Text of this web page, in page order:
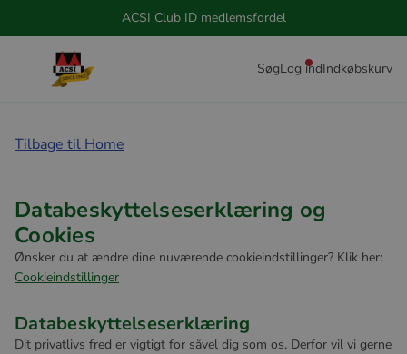
ACSI Club ID medlemsfordel
SøgLog indIndkøbskurv
Tilbage til Home
Databeskyttelseserklæring og
Cookies
Ønsker du at ændre dine nuværende cookieindstillinger? Klik her:
Cookieindstillinger
Databeskyttelseserklæring
Dit privatlivs fred er vigtigt for såvel dig som os. Derfor vil vi gerne